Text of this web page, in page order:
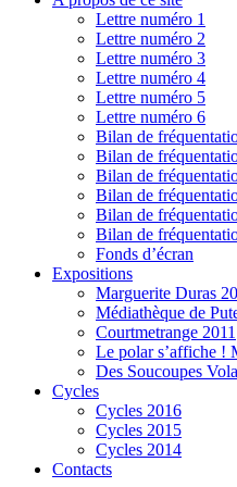
Lettre numéro 1
Lettre numéro 2
Lettre numéro 3
Lettre numéro 4
Lettre numéro 5
Lettre numéro 6
Bilan de
Bilan de
Bilan de
Bilan de
Bilan de
Bilan de
Fonds d’écran
Expositions
Marguerite Duras
Médiathèque de
Courtmetrange 2011
Le polar s’affiche !
Des Soucoupes
Cycles
Cycles 2016
Cycles 2015
Cycles 2014
Contacts